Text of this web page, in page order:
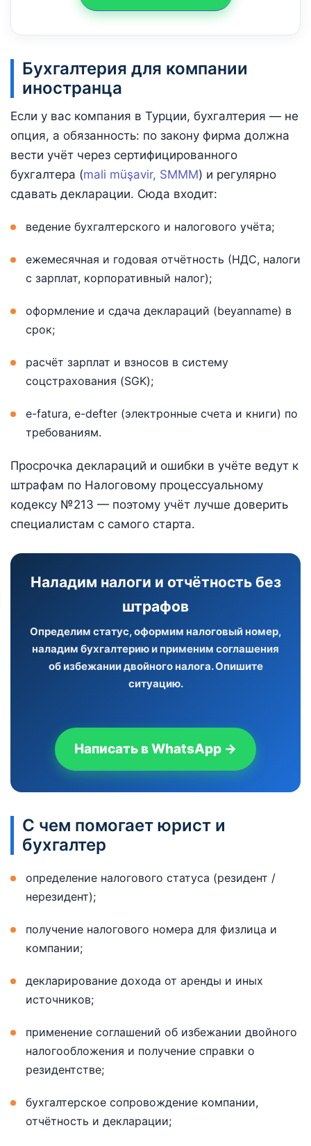
Бухгалтерия для компании
иностранца
Если у вас компания в Турции, бухгалтерия — не
опция, а обязанность: по закону фирма должна
вести учёт через сертифицированного
бухгалтера (mali müşavir, SMMM) и регулярно
сдавать декларации. Сюда входит:
ведение бухгалтерского и налогового учёта;
ежемесячная и годовая отчётность (НДС, налоги
с зарплат, корпоративный налог);
оформление и сдача деклараций (beyanname) в
срок;
расчёт зарплат и взносов в систему
соцстрахования (SGK);
e-fatura, e-defter (электронные счета и книги) по
требованиям.
Просрочка деклараций и ошибки в учёте ведут к
штрафам по Налоговому процессуальному
кодексу №213 — поэтому учёт лучше доверить
специалистам с самого старта.
Наладим налоги и отчётность без
штрафов
Определим статус, оформим налоговый номер,
наладим бухгалтерию и применим соглашения
об избежании двойного налога. Опишите
ситуацию.
Написать в WhatsApp →
С чем помогает юрист и
бухгалтер
определение налогового статуса (резидент /
нерезидент);
получение налогового номера для физлица и
компании;
декларирование дохода от аренды и иных
источников;
применение соглашений об избежании двойного
налогообложения и получение справки о
резидентстве;
бухгалтерское сопровождение компании,
отчётность и декларации;